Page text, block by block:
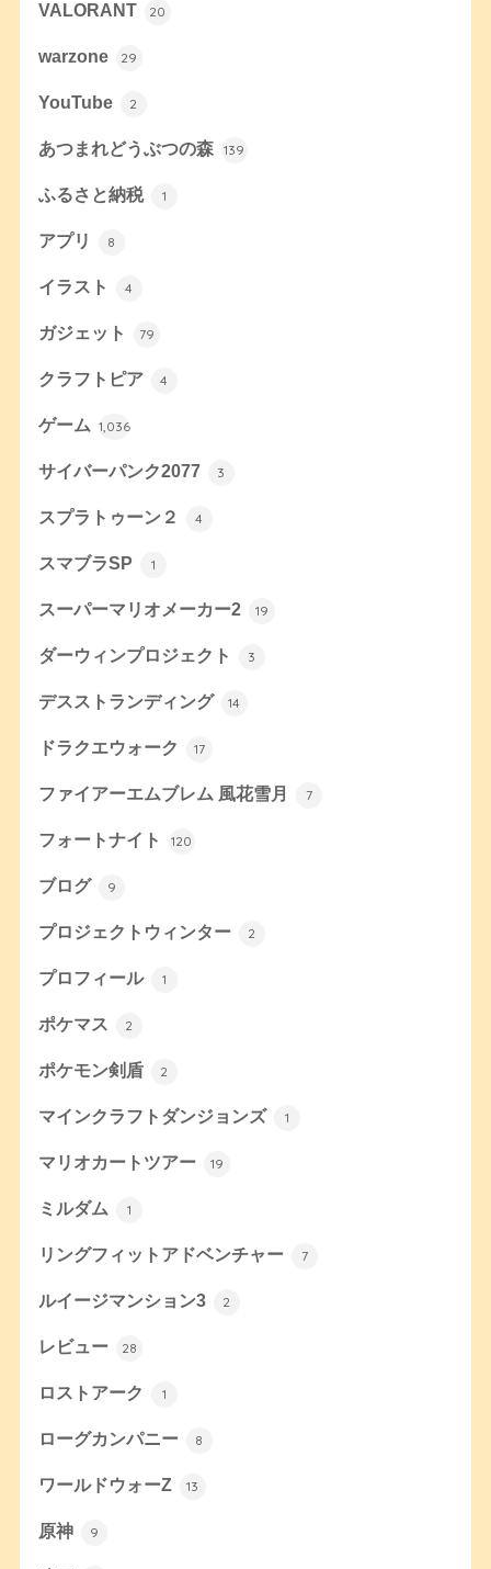
VALORANT 20
warzone 29
YouTube 2
あつまれどうぶつの森 139
ふるさと納税 1
アプリ 8
イラスト 4
ガジェット 79
クラフトピア 4
ゲーム 1,036
サイバーパンク2077 3
スプラトゥーン２ 4
スマブラSP 1
スーパーマリオメーカー2 19
ダーウィンプロジェクト 3
デスストランディング 14
ドラクエウォーク 17
ファイアーエムブレム 風花雪月 7
フォートナイト 120
ブログ 9
プロジェクトウィンター 2
プロフィール 1
ポケマス 2
ポケモン剣盾 2
マインクラフトダンジョンズ 1
マリオカートツアー 19
ミルダム 1
リングフィットアドベンチャー 7
ルイージマンション3 2
レビュー 28
ロストアーク 1
ローグカンパニー 8
ワールドウォーZ 13
原神 9